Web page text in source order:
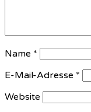
Name *
E-Mail-Adresse *
Website